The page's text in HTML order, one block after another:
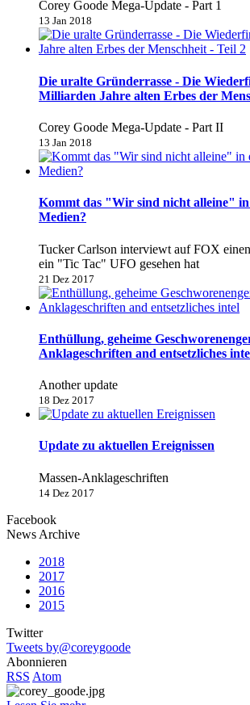
Corey Goode Mega-Update - Part 1
13 Jan 2018
Die uralte Gründerrasse - Die
Milliarden Jahre alten Erbes der
Corey Goode Mega-Update - Part II
13 Jan 2018
Kommt das "Wir sind nicht alleine"
Medien?
Tucker Carlson interviewt auf FOX
ein "Tic Tac" UFO gesehen hat
21 Dez 2017
Enthüllung, geheime
Anklageschriften and entsetzliches
Another update
18 Dez 2017
Update zu aktuellen Ereignissen
Massen-Anklageschriften
14 Dez 2017
Facebook
News Archive
2018
2017
2016
2015
Twitter
Tweets by@coreygoode
Abonnieren
RSS Atom